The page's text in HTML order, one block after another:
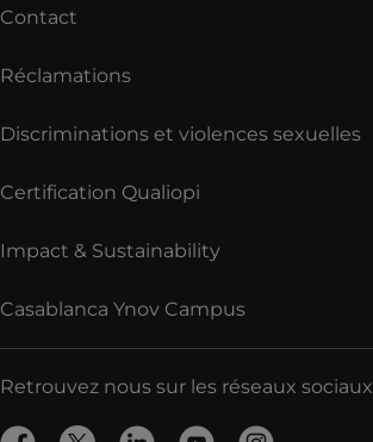
Contact
Réclamations
Discriminations et violences sexuelles
Certification Qualiopi
Impact & Sustainability
Casablanca Ynov Campus
Retrouvez nous sur les réseaux sociaux